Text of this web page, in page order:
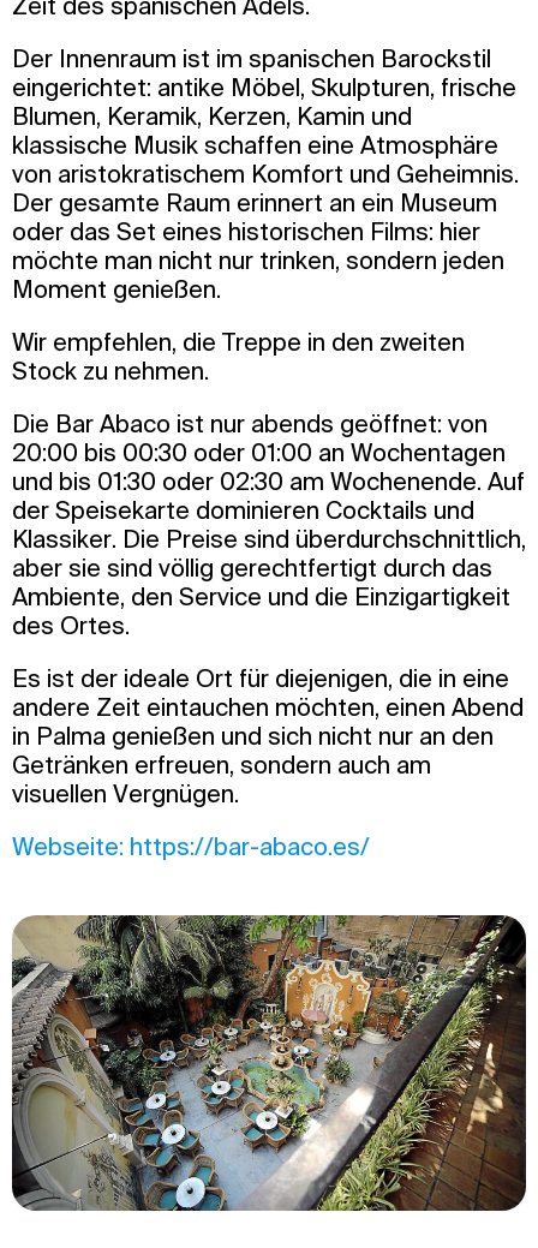
Zeit des spanischen Adels.
Der Innenraum ist im spanischen Barockstil
eingerichtet: antike Möbel, Skulpturen, frische
Blumen, Keramik, Kerzen, Kamin und
klassische Musik schaffen eine Atmosphäre
von aristokratischem Komfort und Geheimnis.
Der gesamte Raum erinnert an ein Museum
oder das Set eines historischen Films: hier
möchte man nicht nur trinken, sondern jeden
Moment genießen.
Wir empfehlen, die Treppe in den zweiten
Stock zu nehmen.
Die Bar Abaco ist nur abends geöffnet: von
20:00 bis 00:30 oder 01:00 an Wochentagen
und bis 01:30 oder 02:30 am Wochenende. Auf
der Speisekarte dominieren Cocktails und
Klassiker. Die Preise sind überdurchschnittlich,
aber sie sind völlig gerechtfertigt durch das
Ambiente, den Service und die Einzigartigkeit
des Ortes.
Es ist der ideale Ort für diejenigen, die in eine
andere Zeit eintauchen möchten, einen Abend
in Palma genießen und sich nicht nur an den
Getränken erfreuen, sondern auch am
visuellen Vergnügen.
Webseite: https://bar-abaco.es/